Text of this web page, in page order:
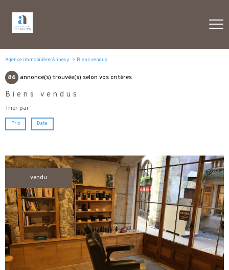
Agence immobilière Annecy Biens vendus
86 annonce(s) trouvée(s) selon vos critères
Biens vendus
Trier par
Prix Date
vendu
voir le
bien